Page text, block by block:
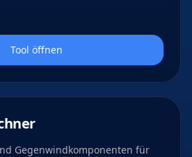
Tool öffnen
Gegenwindkomponenten für